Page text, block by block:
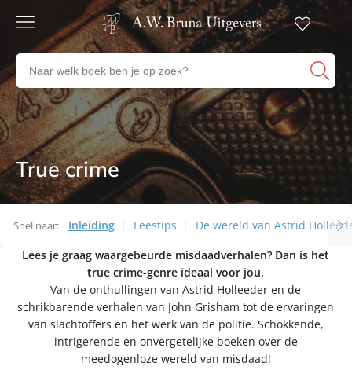
Gratis
verzending
Voor
23:00
besteld,
volgende
werkdag
in huis
Veilig
betalen
Gratis
Zoeken
naar
boeken,
auteurs
en
uitgevers
Thema’s
True crime
Snel naar: Inleiding Leestips
De wereld van Astrid
Thema’s
Lees je graag waargebeurde misdaadverhalen? Dan is het
true crime-genre ideaal voor jou.
Van de onthullingen van Astrid Holleeder en de
schrikbarende verhalen van John Grisham tot de ervaringen
van slachtoffers en het werk van de politie. Schokkende,
intrigerende en onvergetelijke boeken over de
meedogenloze wereld van misdaad!